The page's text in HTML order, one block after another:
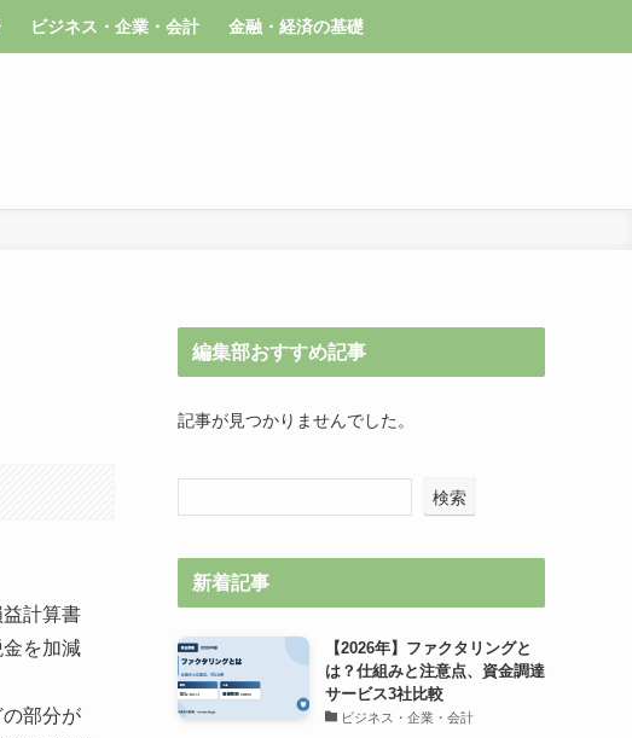
ビジネス・企業・会計 金融・経済の基礎
計算書
を加減
部分が
編集部おすすめ記事
記事が見つかりませんでした。
検索
新着記事
【2026年】ファクタリングと
は？仕組みと注意点、資金調達
サービス3社比較
ビジネス・企業・会計